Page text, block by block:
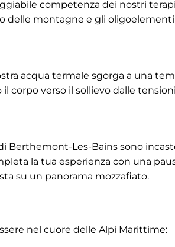
competenza dei nostri
delle montagne e gli
acqua termale sgorga a una
corpo verso il sollievo dalle
Berthemont-Les-Bains sono
la tua esperienza con una
su un panorama mozzafiato.
nel cuore delle Alpi Marittime: